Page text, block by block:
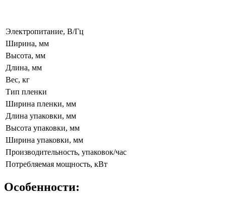
Электропитание, В/Гц
Ширина, мм
Высота, мм
Длина, мм
Вес, кг
Тип пленки
Ширина пленки, мм
Длина упаковки, мм
Высота упаковки, мм
Ширина упаковки, мм
Производительность, упаковок/час
Потребляемая мощность, кВт
Особенности: